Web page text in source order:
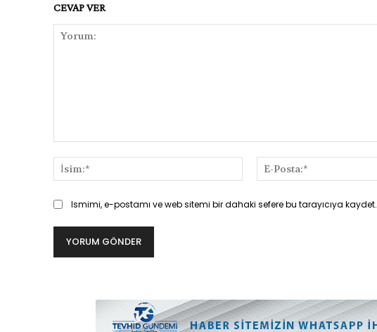
CEVAP VER
İsim:*
Ismimi, e-postamı ve web sitemi bir dahaki sefere bu tarayıcıya kaydet.